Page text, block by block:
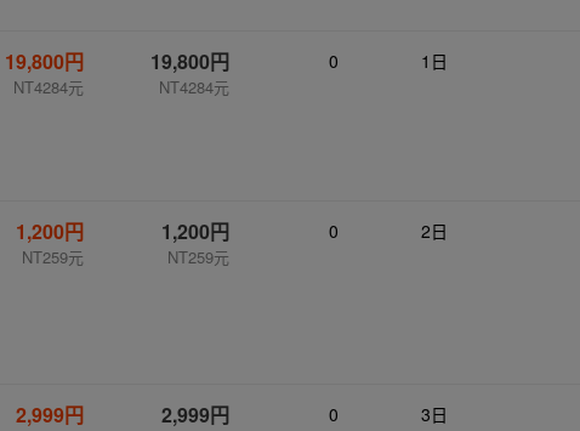
19,800円
NT4284元
19,800円
NT4284元
0 1日
1,200円
NT259元
1,200円
NT259元
0 2日
2,999円 2,999円 0 3日